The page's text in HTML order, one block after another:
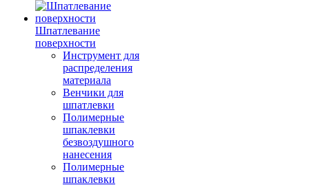
Шпатлевание
поверхности
Инструмент для
распределения
материала
Венчики для
шпатлевки
Полимерные
шпаклевки
безвоздушного
нанесения
Полимерные
шпаклевки